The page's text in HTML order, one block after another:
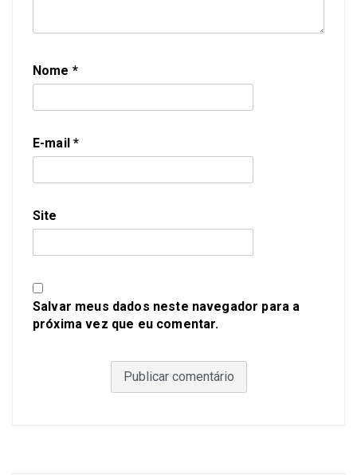
Nome *
E-mail*
Site
Salvar meus dados neste navegador para a
próxima vez que eu comentar.